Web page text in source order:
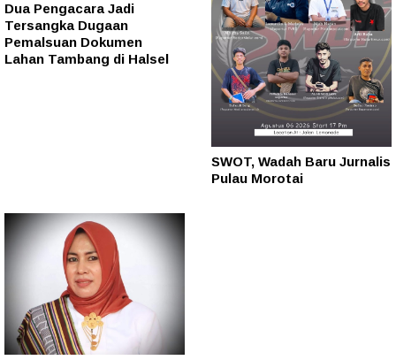
Dua Pengacara Jadi
Tersangka Dugaan
Pemalsuan Dokumen
Lahan Tambang di Halsel
SWOT, Wadah Baru Jurnalis
Pulau Morotai